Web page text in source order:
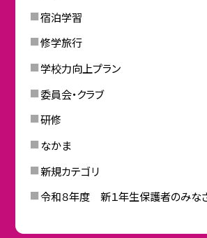
宿泊学習
修学旅行
学校力向上プラン
委員会・クラブ
研修
なかま
新規カテゴリ
令和８年度 新１年生保護者のみな